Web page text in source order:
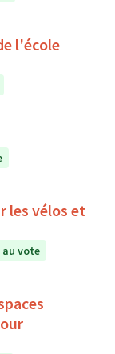
l'école
les vélos et
au vote